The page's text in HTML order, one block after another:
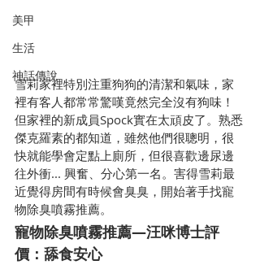
美甲
生活
神話傳說
雪莉家裡特別注重狗狗的清潔和氣味，家
裡有客人都常常驚嘆竟然完全沒有狗味！
但家裡的新成員Spock實在太頑皮了。熟悉
傑克羅素的都知道，雖然他們很聰明，很
快就能學會定點上廁所，但很喜歡邊尿邊
往外衝... 興奮、分心第一名。害得雪莉最
近覺得房間有時候會臭臭，開始著手找寵
物除臭噴霧推薦。
寵物除臭噴霧推薦—汪咪博士評
價：舔食安心